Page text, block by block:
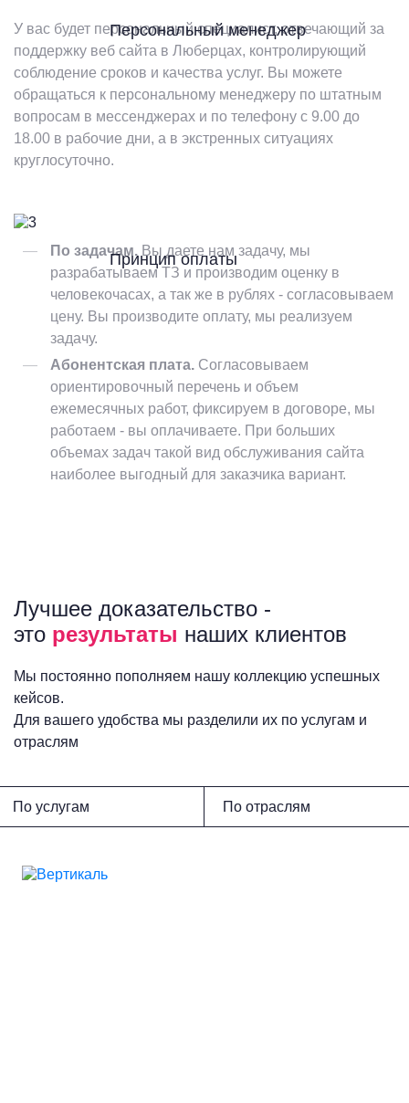
Персональный менеджер
У вас будет персональный специалист, отвечающий за
поддержку веб сайта в Люберцах, контролирующий
соблюдение сроков и качества услуг. Вы можете
обращаться к персональному менеджеру по штатным
вопросам в мессенджерах и по телефону с 9.00 до
18.00 в рабочие дни, а в экстренных ситуациях
круглосуточно.
Принцип оплаты
По задачам. Вы даете нам задачу, мы
разрабатываем ТЗ и производим оценку в
человекочасах, а так же в рублях - согласовываем
цену. Вы производите оплату, мы реализуем
задачу.
Абонентская плата. Согласовываем
ориентировочный перечень и объем
ежемесячных работ, фиксируем в договоре, мы
работаем - вы оплачиваете. При больших
объемах задач такой вид обслуживания сайта
наиболее выгодный для заказчика вариант.
Лучшее доказательство -
это результаты наших клиентов
Мы постоянно пополняем нашу коллекцию успешных
кейсов.
Для вашего удобства мы разделили их по услугам и
отраслям
По услугам По отраслям